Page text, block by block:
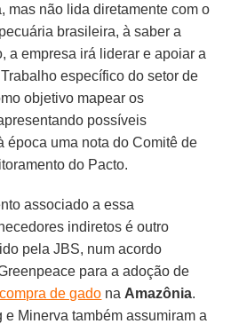
mas não lida diretamente com o
brasileira, à saber a
a empresa irá liderar e apoiar a
específico do setor de
objetivo mapear os
possíveis
época uma nota do Comitê de
do Pacto.
associado a essa
indiretos é outro
pela JBS, num acordo
para a adoção de
compra de gado na Amazônia.
e Minerva também assumiram a